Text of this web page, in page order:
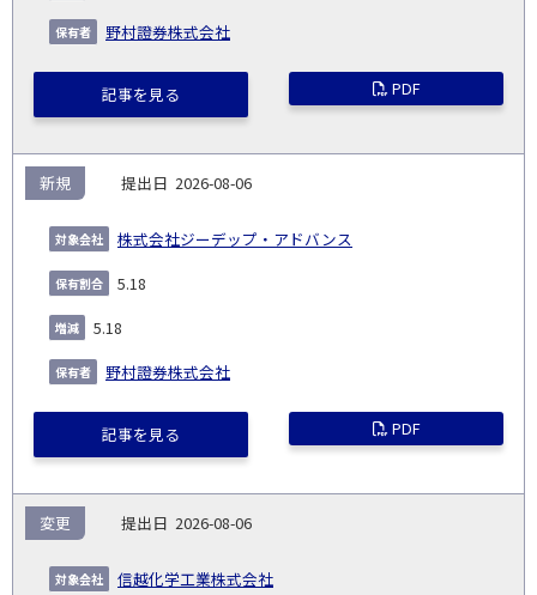
野村證券株式会社
記事を見る PDF
2026-08-06
株式会社ジーデップ・アドバンス
新規
5.18
5.18
野村證券株式会社
記事を見る PDF
2026-08-06
信越化学工業株式会社
変更